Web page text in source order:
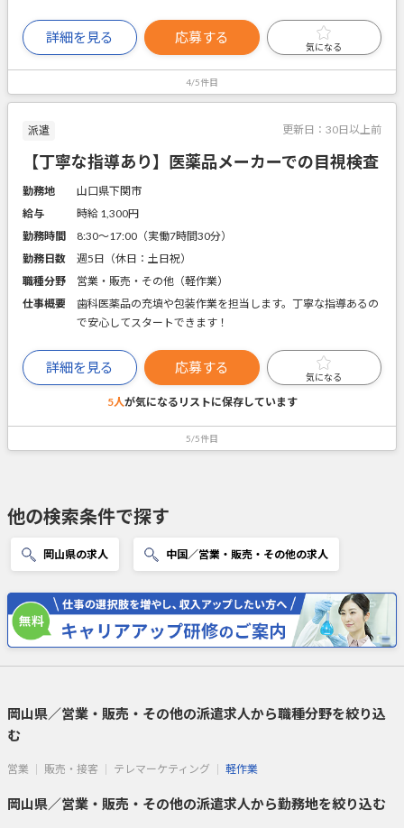
詳細を見る 応募する
気になる
4/5件目
派遣 更新日： 30日以上前
【丁寧な指導あり】医薬品メーカーでの目視検査
勤務地
山口県下関市
給与
時給 1,300円
勤務時間
8:30～17:00（実働7時間30分）
勤務日数
週5日（休日：土日祝）
職種分野
営業・販売・その他（軽作業）
仕事概要
歯科医薬品の充填や包装作業を担当します。丁寧な指導あるの
で安心してスタートできます！
詳細を見る 応募する
気になる
5人が気になるリストに保存しています
5/5件目
他の検索条件で探す
岡山県の求人 中国／営業・販売・その他の求人
岡山県／営業・販売・その他の派遣求人から職種分野を絞り込
む
営業 販売・接客 テレマーケティング 軽作業
岡山県／営業・販売・その他の派遣求人から勤務地を絞り込む